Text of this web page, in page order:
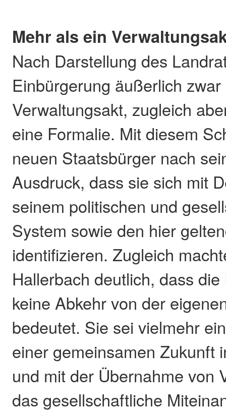
Mehr als ein
Nach Darstellung des
Einbürgerung äußerlich zwar
Verwaltungsakt, zugleich
eine Formalie. Mit diesem
neuen Staatsbürger nach
Ausdruck, dass sie sich mit
seinem politischen und
System sowie den hier
identifizieren. Zugleich
Hallerbach deutlich, dass
keine Abkehr von der
bedeutet. Sie sei vielmehr
einer gemeinsamen Zukunft
und mit der Übernahme von
das gesellschaftliche